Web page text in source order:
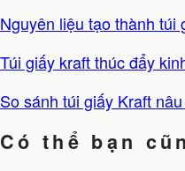
Nguyên liệu tạo thành túi
Túi giấy kraft thúc đẩy
So sánh túi giấy Kraft
Có thể bạn